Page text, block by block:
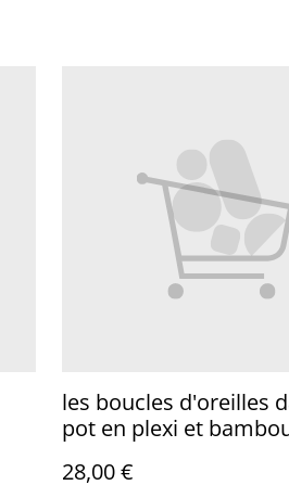
les boucles d'oreilles
pot en plexi et
28,00 €